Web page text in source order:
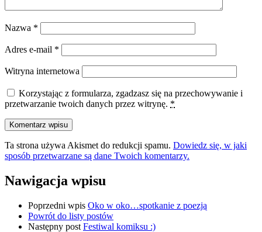
Nazwa *
Adres e-mail *
Witryna internetowa
Korzystając z formularza, zgadzasz się na przechowywanie i
przetwarzanie twoich danych przez witrynę. *
Ta strona używa Akismet do redukcji spamu. Dowiedz się, w jaki
sposób przetwarzane są dane Twoich komentarzy.
Nawigacja wpisu
Poprzedni wpis Oko w oko…spotkanie z poezją
Powrót do listy postów
Następny post Festiwal komiksu :)